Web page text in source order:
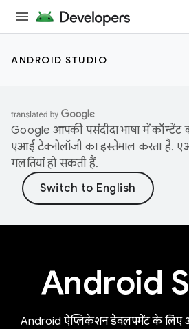
ANDROID STUDIO
Google आपकी पसंदीदा भाषा में
एआई टेक्नोलॉजी का इस्तेमाल करता है.
गलतियां हो सकती हैं.
Android
Android ऐप्लिकेशन डेवलपमेंट के लिए